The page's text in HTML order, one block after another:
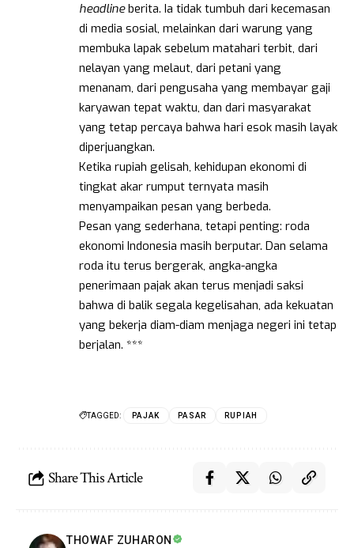
headlineberita. Ia tidak tumbuh dari kecemasan
di media sosial, melainkan dari warung yang
membuka lapak sebelum matahari terbit, dari
nelayan yang melaut, dari petani yang
menanam, dari pengusaha yang membayar gaji
karyawan tepat waktu, dan dari masyarakat
yang tetap percaya bahwa hari esok masih layak
diperjuangkan.
Ketika rupiah gelisah, kehidupan ekonomi di
tingkat akar rumput ternyata masih
menyampaikan pesan yang berbeda.
Pesan yang sederhana, tetapi penting: roda
ekonomi Indonesia masih berputar. Dan selama
roda itu terus bergerak, angka-angka
penerimaan pajak akan terus menjadi saksi
bahwa di balik segala kegelisahan, ada kekuatan
yang bekerja diam-diam menjaga negeri ini tetap
berjalan. ***
TAGGED: PAJAK PASAR RUPIAH
Share This Article
THOWAF ZUHARON